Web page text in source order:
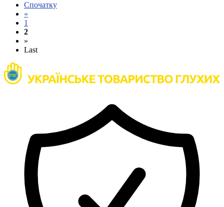
Спочатку
«
1
2
»
Last